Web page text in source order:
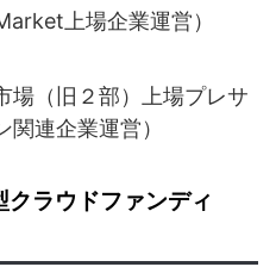
上場企業運営）
場（旧２部）上場プレサ
連企業運営）
ラウドファンディ